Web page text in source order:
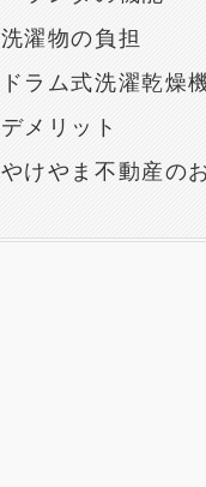
洗濯物の負担
ドラム式洗濯乾燥
デメリット
やけやま不動産の